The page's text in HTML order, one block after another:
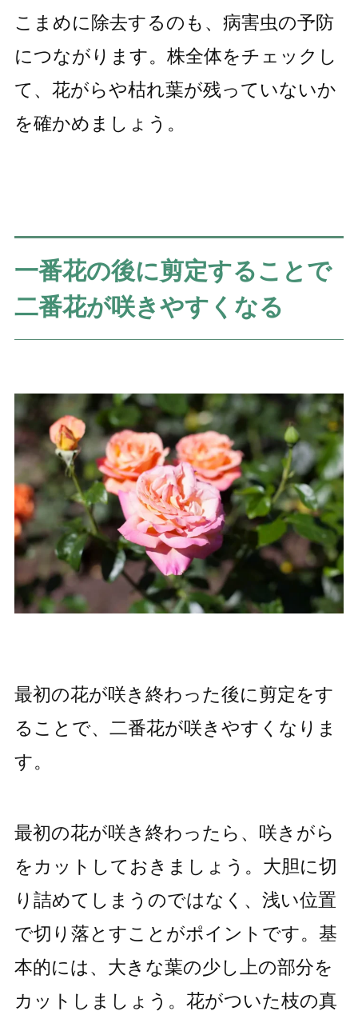
こまめに除去するのも、病害虫の予防
につながります。株全体をチェックし
て、花がらや枯れ葉が残っていないか
を確かめましょう。
一番花の後に剪定することで
二番花が咲きやすくなる
最初の花が咲き終わった後に剪定をす
ることで、二番花が咲きやすくなりま
す。
最初の花が咲き終わったら、咲きがら
をカットしておきましょう。大胆に切
り詰めてしまうのではなく、浅い位置
で切り落とすことがポイントです。基
本的には、大きな葉の少し上の部分を
カットしましょう。花がついた枝の真